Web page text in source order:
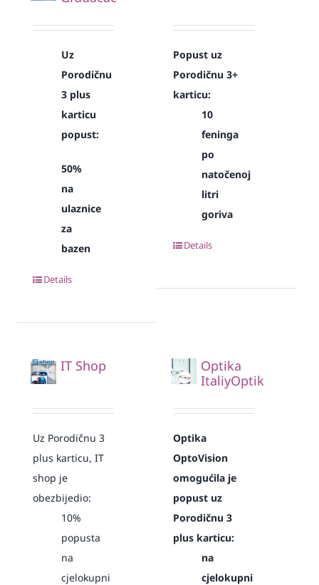
Uz
Porodičnu
3 plus
karticu
popust:
50%
na
ulaznice
za
bazen
Details
Popust uz
Porodičnu 3+
karticu:
10
feninga
po
natočenoj
litri
goriva
Details
IT Shop
Uz Porodičnu 3
plus karticu, IT
shop je
obezbijedio:
10%
popusta
na
cjelokupni
Optika
ItaliyOptik
Optika
OptoVision
omogućila je
popust uz
Porodičnu 3
plus karticu:
na
cjelokupni